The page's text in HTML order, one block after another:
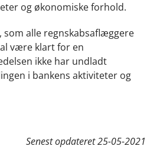
og økonomiske forhold.
som alle regnskabsaflæggere
være klart for en
ikke har undladt
i bankens aktiviteter og
Senest opdateret25-05-2021